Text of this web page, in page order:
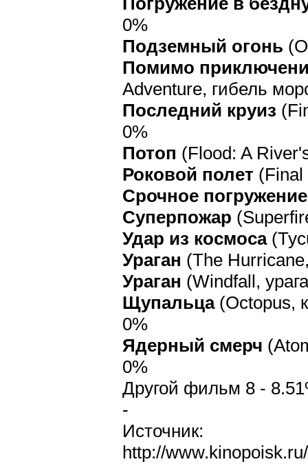
0%
Подземный огонь
Помимо
Adventure, гибель
Последний круиз
0%
Потоп (Flood: A
Роковой полет (Final
Срочное погружение
Суперпожар
Удар из космоса
Ураган (The
Ураган (Windfall,
Щупальца(Octopus,
0%
Ядерный смерч
0%
Другой фильм 8 -
-
Источник:
http://